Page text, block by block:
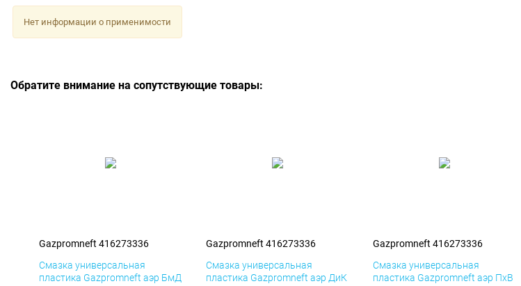
Нет информации о применимости
Обратите внимание на сопутствующие товары:
Gazpromneft 416273336
Смазка универсальная
пластика Gazpromneft аэр БмД
Gazpromneft 416273336
Смазка универсальная
пластика Gazpromneft аэр ДиК
Gazpromneft 416273336
Смазка универсальная
пластика Gazpromneft аэр ПхВ